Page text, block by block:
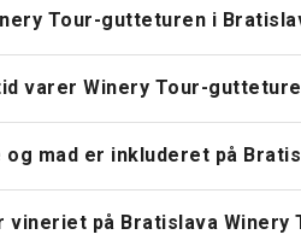
Tour-gutteturen i
varer Winery Tour-
og mad er inkluderet på
vineriet på Bratislava Winery